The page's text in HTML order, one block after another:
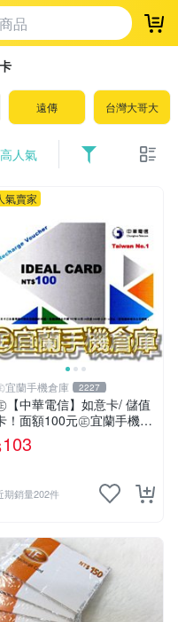
登
遠傳 台灣大哥大
人氣
氣賣家
宜蘭手機倉庫 2227
【中華電信】如意卡/ 儲值
！面額100元㊣宜蘭手機倉
庫103
期銷量202件